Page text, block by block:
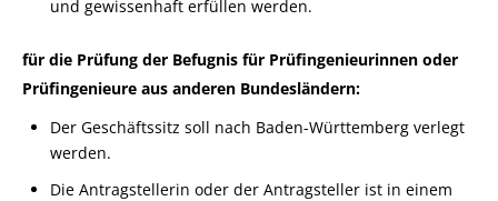
und gewissenhaft erfüllen werden.
für die Prüfung der Befugnis für Prüfingenieurinnen oder
Prüfingenieure aus anderen Bundesländern:
Der Geschäftssitz soll nach Baden-Württemberg verlegt
werden.
Die Antragstellerin oder der Antragsteller ist in einem